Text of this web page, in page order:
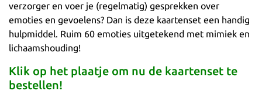
verzorger en voer je (regelmatig) gesprekken over
emoties en gevoelens? Dan is deze kaartenset een handig
hulpmiddel. Ruim 60 emoties uitgetekend met mimiek en
lichaamshouding!
Klik op het plaatje om nu de kaartenset te
bestellen!